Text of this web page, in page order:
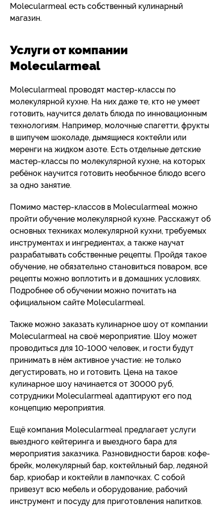
Molecularmeal есть собственный кулинарный
магазин.
Услуги от компании
Molecularmeal
Molecularmeal проводят мастер-классы по
молекулярной кухне. На них даже те, кто не умеет
готовить, научится делать блюда по инновационным
технологиям. Например, молочные спагетти, фрукты
в шипучем шоколаде, дымящиеся коктейли или
меренги на жидком азоте. Есть отдельные детские
мастер-классы по молекулярной кухне, на которых
ребёнок научится готовить необычное блюдо всего
за одно занятие.
Помимо мастер-классов в Molecularmeal можно
пройти обучение молекулярной кухне. Расскажут об
основных техниках молекулярной кухни, требуемых
инструментах и ингредиентах, а также научат
разрабатывать собственные рецепты. Пройдя такое
обучение, не обязательно становиться поваром, все
рецепты можно воплотить и в домашних условиях.
Подробнее об обучении можно почитать на
официальном сайте Molecularmeal.
Также можно заказать кулинарное шоу от компании
Molecularmeal на своё мероприятие. Шоу может
проводиться для 10-1000 человек, и гости будут
принимать в нём активное участие: не только
дегустировать, но и готовить. Цена на такое
кулинарное шоу начинается от 30000 руб,
сотрудники Molecularmeal адаптируют его под
концепцию мероприятия.
Ещё компания Molecularmeal предлагает услуги
выездного кейтеринга и выездного бара для
мероприятия заказчика. Разновидности баров: кофе-
брейк, молекулярный бар, коктейльный бар, ледяной
бар, криобар и коктейли в лампочках. С собой
привезут всю мебель и оборудование, рабочий
инструмент и посуду для приготовления напитков.